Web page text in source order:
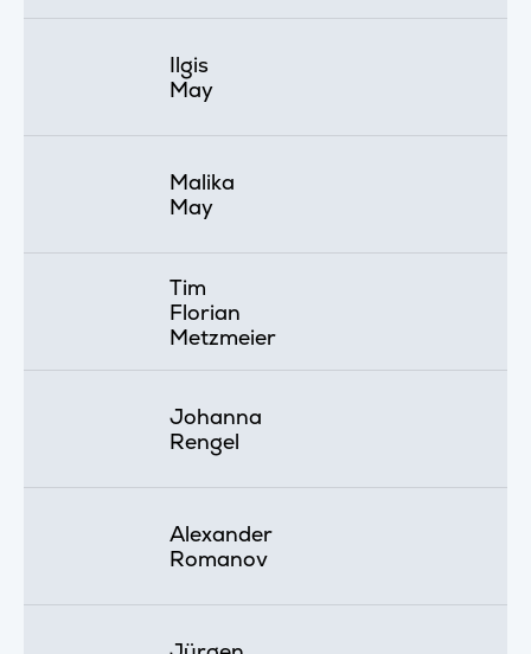
Ilgis
May
Malika
May
Tim
Florian
Metzmeier
Johanna
Rengel
Alexander
Romanov